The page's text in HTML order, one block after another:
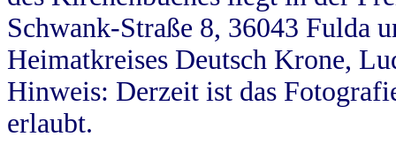
Schwank-Straße 8, 36043 Fulda
Heimatkreises Deutsch Krone,
Hinweis: Derzeit ist das
erlaubt.